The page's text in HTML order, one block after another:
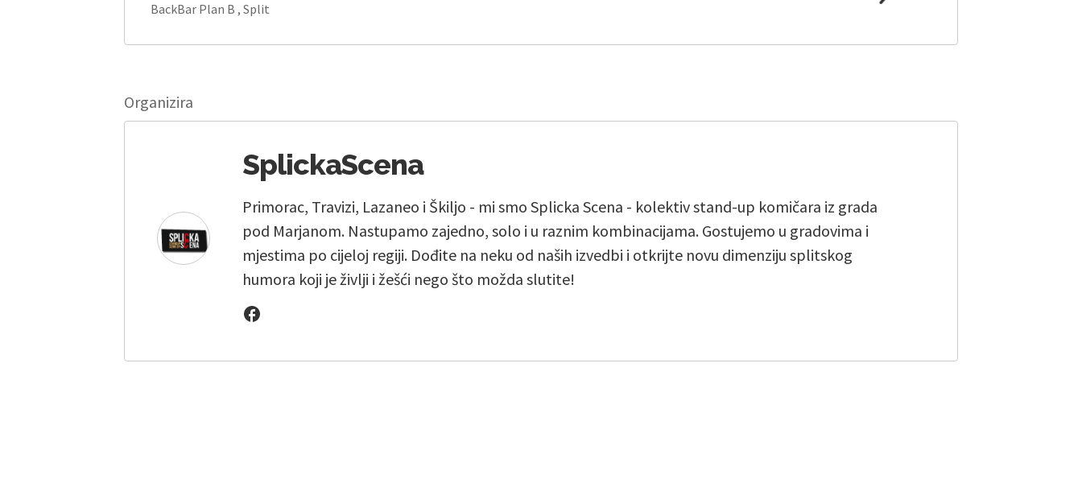
BackBar Plan B , Split
Organizira
SplickaScena
Primorac, Travizi, Lazaneo i Škiljo - mi smo Splicka Scena - kolektiv stand-up komičara iz grada
pod Marjanom. Nastupamo zajedno, solo i u raznim kombinacijama. Gostujemo u gradovima i
mjestima po cijeloj regiji. Dođite na neku od naših izvedbi i otkrijte novu dimenziju splitskog
humora koji je življi i žešći nego što možda slutite!